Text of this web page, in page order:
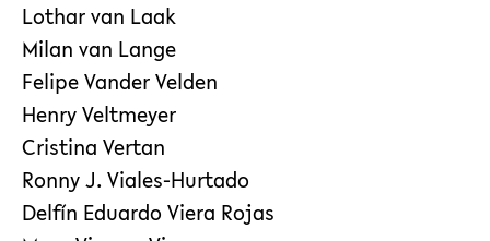
Lothar van Laak
Milan van Lange
Felipe Vander Velden
Henry Veltmeyer
Cristina Vertan
Ronny J. Viales-Hurtado
Delfín Eduardo Viera Rojas